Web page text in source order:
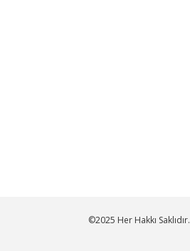
©2025 Her Hakkı Saklıdır.